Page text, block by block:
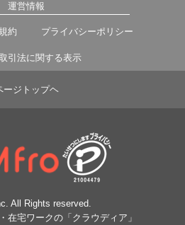
運営情報
約 プライバシーポリシー
引法に関する表示
ージトップヘ
All Rights reserved.
在宅ワークの「クラウディア」